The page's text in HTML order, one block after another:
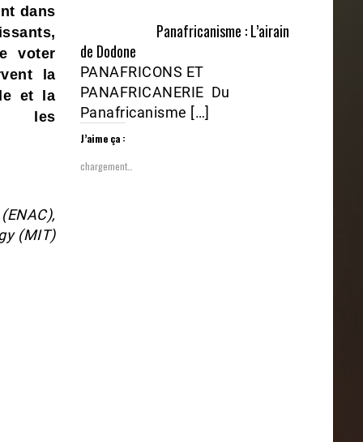
dans
voter
la
et la
les
(MIT)
Panafricanisme : L’airain
de Dodone
PANAFRICONS ET
PANAFRICANERIE Du
Panafricanisme […]
J’aime ça :
chargement…